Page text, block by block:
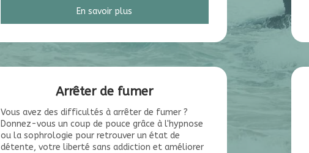
En savoir plus
Arrêter de fumer
Vous avez des difficultés à arrêter de fumer ?
Donnez-vous un coup de pouce grâce à l'hypnose
ou la sophrologie pour retrouver un état de
détente, votre liberté sans addiction et améliorer